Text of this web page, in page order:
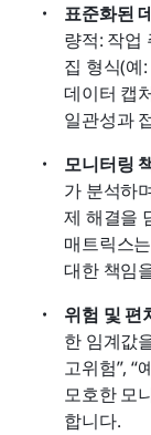
표준화된
량적: 작업
집 형식(예
데이터 캡
일관성과
모니터링
가 분석하
제 해결을
매트릭스
대한 책임
위험 및 편
한 임계값
고위험”, “
모호한 모
합니다.